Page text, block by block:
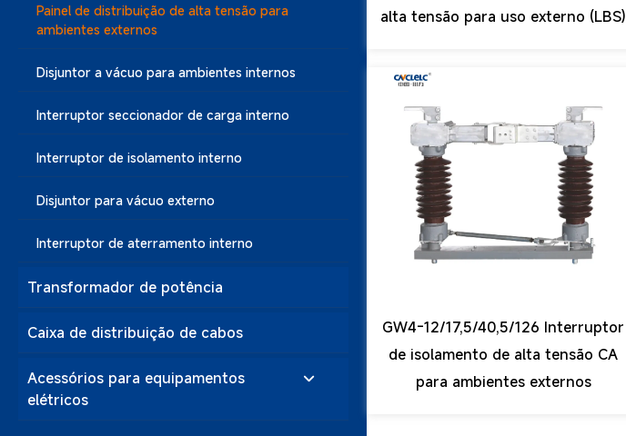
Painel de distribuição de alta tensão para
ambientes externos
Disjuntor a vácuo para ambientes internos
Interruptor seccionador de carga interno
Interruptor de isolamento interno
Disjuntor para vácuo externo
Interruptor de aterramento interno
Transformador de potência
Caixa de distribuição de cabos
Acessórios para equipamentos
elétricos
alta tensão para uso externo (LBS)
GW4-12/17,5/40,5/126 Interruptor
de isolamento de alta tensão CA
para ambientes externos